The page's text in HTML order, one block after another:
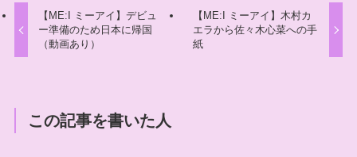
【ME:I ミーアイ】デビュ
ー準備のため日本に帰国
（動画あり）
【ME:I ミーアイ】木村カ
エラから佐々木心菜への手
紙
この記事を書いた人